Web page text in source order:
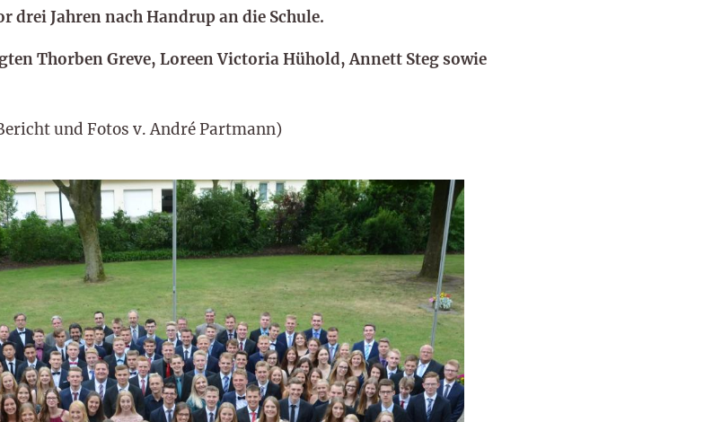
drei Jahren nach Handrup an die Schule.
Thorben Greve, Loreen Victoria Hühold, Annett Steg sowie
und Fotos v. André Partmann)